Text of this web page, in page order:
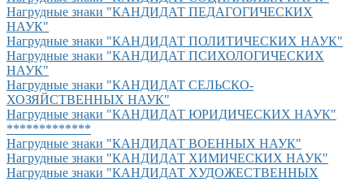
Нагрудные знаки "КАНДИДАТ ПЕДАГОГИЧЕСКИХ
НАУК"
Нагрудные знаки "КАНДИДАТ ПОЛИТИЧЕСКИХ НАУК"
Нагрудные знаки "КАНДИДАТ ПСИХОЛОГИЧЕСКИХ
НАУК"
Нагрудные знаки "КАНДИДАТ СЕЛЬСКО-
ХОЗЯЙСТВЕННЫХ НАУК"
Нагрудные знаки "КАНДИДАТ ЮРИДИЧЕСКИХ НАУК"
*************
Нагрудные знаки "КАНДИДАТ ВОЕННЫХ НАУК"
Нагрудные знаки "КАНДИДАТ ХИМИЧЕСКИХ НАУК"
Нагрудные знаки "КАНДИДАТ ХУДОЖЕСТВЕННЫХ